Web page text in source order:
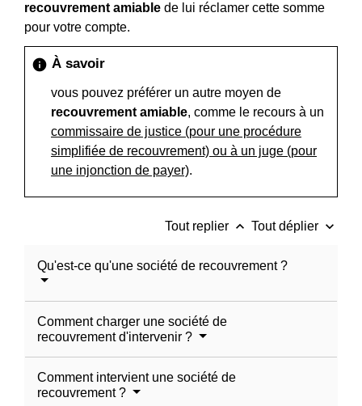
recouvrement amiable de lui réclamer cette somme
pour votre compte.
info À savoir
vous pouvez préférer un autre moyen de
recouvrement amiable, comme le recours à un
commissaire de justice (pour une procédure
simplifiée de recouvrement) ou à un juge (pour
une injonction de payer).
Tout replier keyboard_arrow_up Tout déplier keyboard_arrow_down
Qu'est-ce qu'une société de recouvrement ?
Comment charger une société de
recouvrement d'intervenir ?
Comment intervient une société de
recouvrement ?